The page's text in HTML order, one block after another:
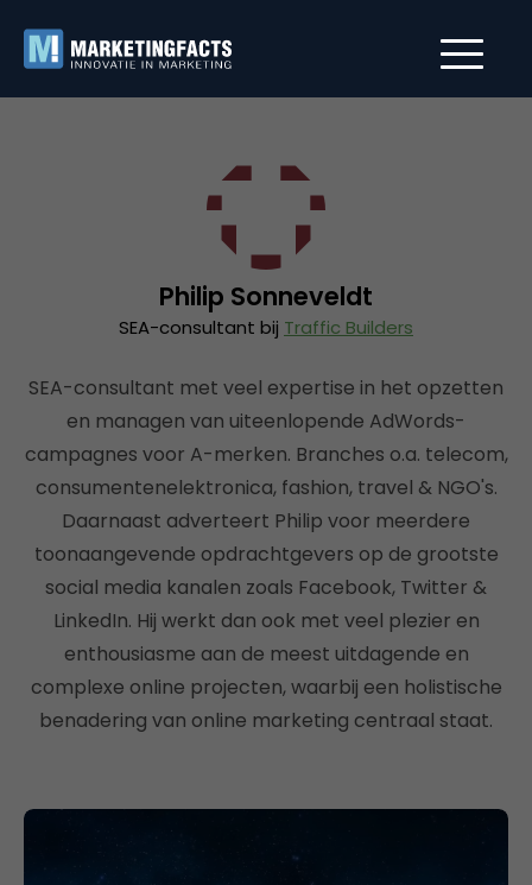
Philip Sonneveldt
SEA-consultant bij Traffic Builders
SEA-consultant met veel expertise in het opzetten
en managen van uiteenlopende AdWords-
campagnes voor A-merken. Branches o.a. telecom,
consumentenelektronica, fashion, travel & NGO's.
Daarnaast adverteert Philip voor meerdere
toonaangevende opdrachtgevers op de grootste
social media kanalen zoals Facebook, Twitter &
LinkedIn. Hij werkt dan ook met veel plezier en
enthousiasme aan de meest uitdagende en
complexe online projecten, waarbij een holistische
benadering van online marketing centraal staat.